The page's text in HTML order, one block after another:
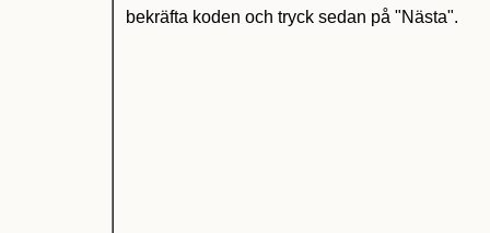
bekräfta koden och tryck sedan på "Nästa".